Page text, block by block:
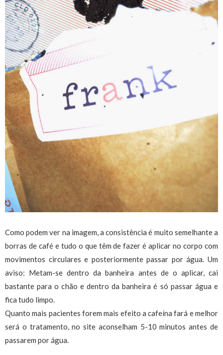
Como podem ver na imagem, a consistência é muito semelhante a
borras de café e tudo o que têm de fazer é aplicar no corpo com
movimentos circulares e posteriormente passar por água. Um
aviso: Metam-se dentro da banheira antes de o aplicar, cai
bastante para o chão e dentro da banheira é só passar água e
fica tudo limpo.
Quanto mais pacientes forem mais efeito a cafeína fará e melhor
será o tratamento, no site aconselham 5-10 minutos antes de
passarem por água.